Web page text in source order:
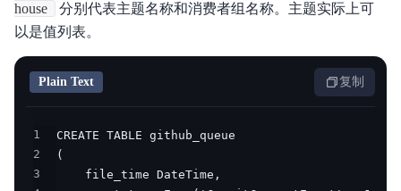
house
分别代表主题名称和消费者组名称。主题实际上可
以是值列表。
Plain Text 复制
1
2
3